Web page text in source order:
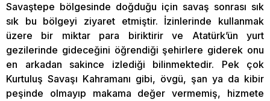
Savaştepe bölgesinde doğduğu için savaş sonrası sık
sık bu bölgeyi ziyaret etmiştir. İzinlerinde kullanmak
üzere bir miktar para biriktirir ve Atatürk’ün yurt
gezilerinde gideceğini öğrendiği şehirlere giderek onu
en arkadan sakince izlediği bilinmektedir. Pek çok
Kurtuluş Savaşı Kahramanı gibi, övgü, şan ya da kibir
peşinde olmayıp makama değer vermemiş, hizmete